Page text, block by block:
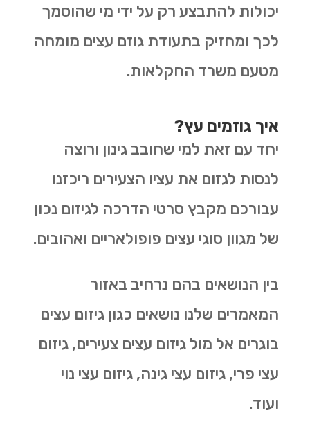
יכולות להתבצע רק על ידי מי שהוסמך
לכך ומחזיק בתעודת גוזם עצים מומחה
מטעם משרד החקלאות.
איך גוזמים עץ?
יחד עם זאת למי שחובב גינון ורוצה
לנסות לגזום את עציו הצעירים ריכזנו
עבורכם מקבץ סרטי הדרכה לגיזום נכון
של מגוון סוגי עצים פופולאריים ואהובים.
בין הנושאים בהם נרחיב באזור
המאמרים שלנו נושאים כגון גיזום עצים
בוגרים אל מול גיזום עצים צעירים, גיזום
עצי פרי, גיזום עצי גינה, גיזום עצי נוי
ועוד.